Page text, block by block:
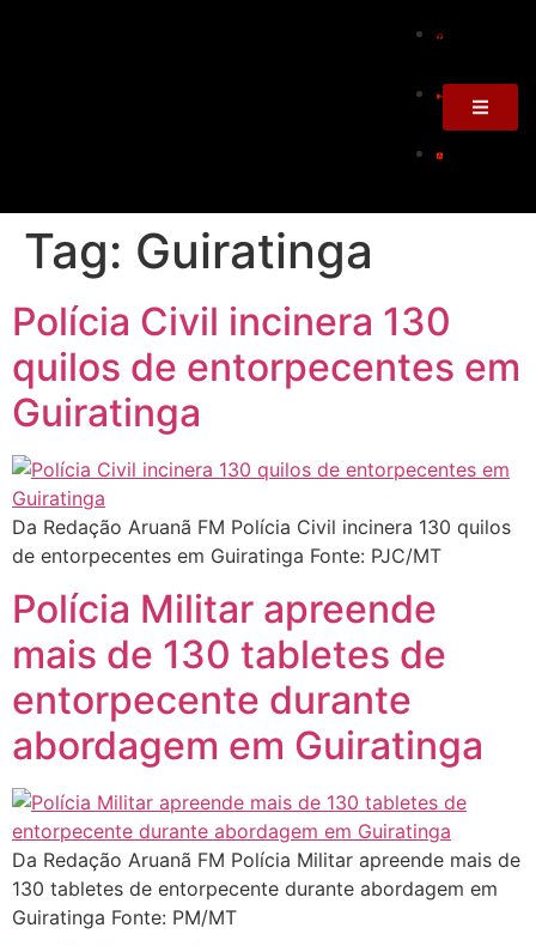
Tag: Guiratinga
Polícia Civil incinera 130
quilos de entorpecentes em
Guiratinga
Da Redação Aruanã FM Polícia Civil incinera 130 quilos
de entorpecentes em Guiratinga Fonte: PJC/MT
Polícia Militar apreende
mais de 130 tabletes de
entorpecente durante
abordagem em Guiratinga
Da Redação Aruanã FM Polícia Militar apreende mais de
130 tabletes de entorpecente durante abordagem em
Guiratinga Fonte: PM/MT